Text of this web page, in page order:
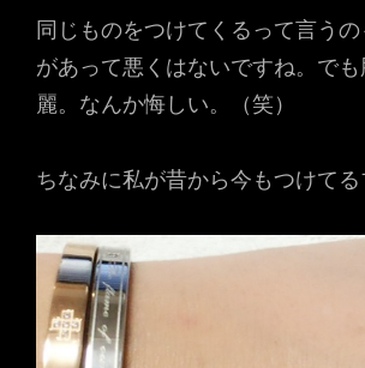
同じものをつけてくるって言う
があって悪くはないですね。で
麗。なんか悔しい。（笑）
ちなみに私が昔から今もつけて